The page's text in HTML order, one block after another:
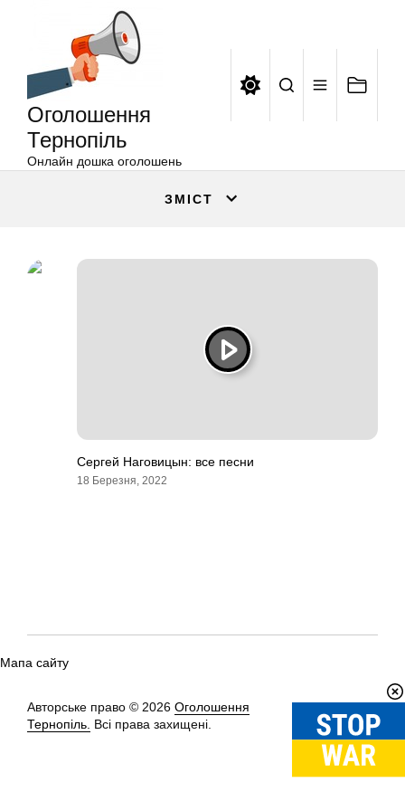
Оголошення
Тернопіль
Онлайн дошка оголошень
ЗМІСТ
Сергей Наговицын: все песни
18 Березня, 2022
Мапа сайту
Авторське право © 2026 Оголошення
Тернопіль. Всі права захищені.
Вгору↑